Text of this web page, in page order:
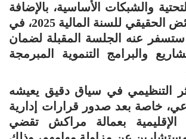
والشبكات الأساسية، بالإضافة
إلى برمجة الفائض الحقيقي للسنة المالية 2025، في
عنه الجلسة المقبلة لضمان
والبرامج التنموية المبرمجة
التنظيمي في سياق دقيق يعيشه
خاصة بعد صدور قرارات إدارية
بعمالة مراكش تقضي